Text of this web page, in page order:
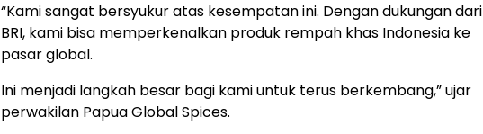
“Kami sangat bersyukur atas kesempatan ini. Dengan dukungan dari
BRI, kami bisa memperkenalkan produk rempah khas Indonesia ke
pasar global.
Ini menjadi langkah besar bagi kami untuk terus berkembang,” ujar
perwakilan Papua Global Spices.